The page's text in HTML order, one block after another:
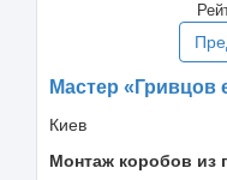
Мастер «Гривцов
Киев
Монтаж коробов из